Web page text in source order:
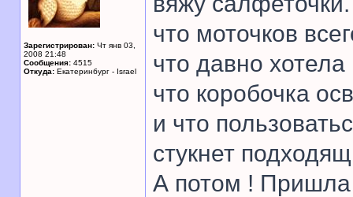
Зарегистрирован: Чт янв 03,
2008 21:48
Сообщения: 4515
Откуда: Екатеринбург - Israel
что моточков
что давно хотела
что коробочка
и что
стукнет
А потом !